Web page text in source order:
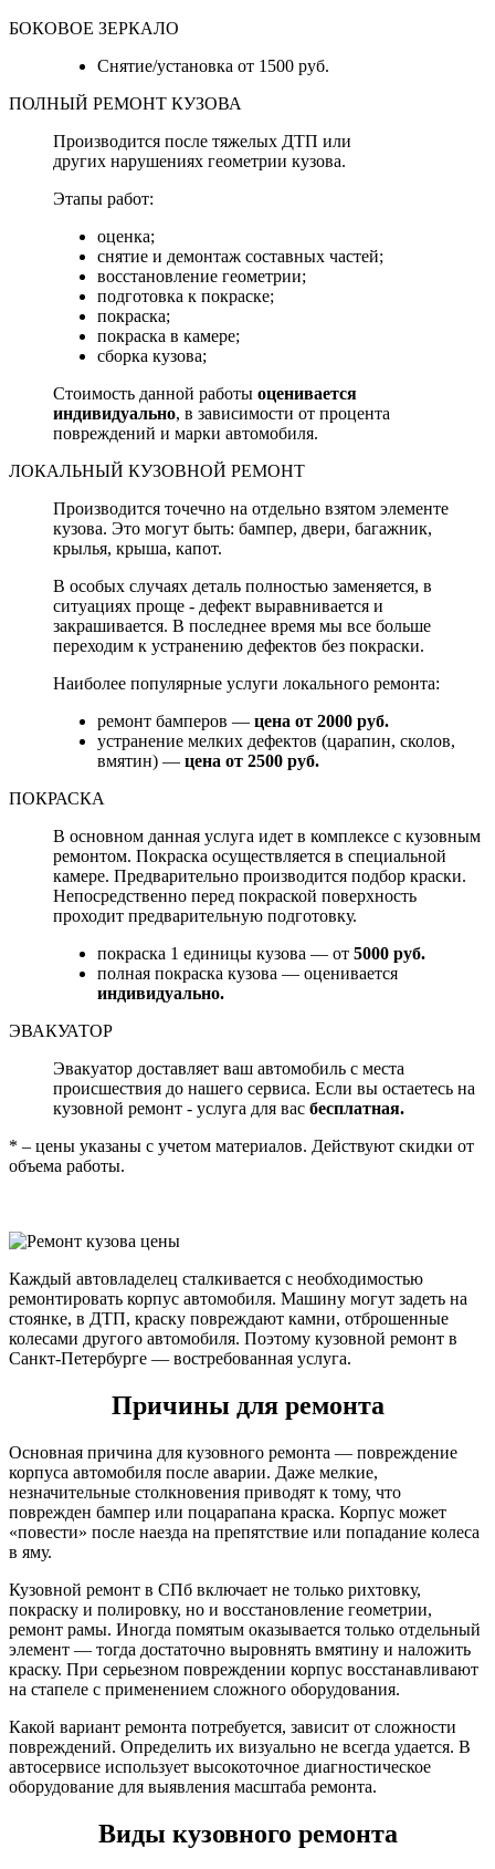
БОКОВОЕ ЗЕРКАЛО
Снятие/установка от 1500 руб.
ПОЛНЫЙ РЕМОНТ КУЗОВА
Производится после тяжелых ДТП или
других нарушениях геометрии кузова.
Этапы работ:
оценка;
снятие и демонтаж составных частей;
восстановление геометрии;
подготовка к покраске;
покраска;
покраска в камере;
сборка кузова;
Стоимость данной работы оценивается
индивидуально, в зависимости от процента
повреждений и марки автомобиля.
ЛОКАЛЬНЫЙ КУЗОВНОЙ РЕМОНТ
Производится точечно на отдельно взятом элементе
кузова. Это могут быть: бампер, двери, багажник,
крылья, крыша, капот.
В особых случаях деталь полностью заменяется, в
ситуациях проще - дефект выравнивается и
закрашивается. В последнее время мы все больше
переходим к устранению дефектов без покраски.
Наиболее популярные услуги локального ремонта:
ремонт бамперов — цена от 2000 руб.
устранение мелких дефектов (царапин, сколов,
вмятин) — цена от 2500 руб.
ПОКРАСКА
В основном данная услуга идет в комплексе с кузовным
ремонтом. Покраска осуществляется в специальной
камере. Предварительно производится подбор краски.
Непосредственно перед покраской поверхность
проходит предварительную подготовку.
покраска 1 единицы кузова — от 5000 руб.
полная покраска кузова — оценивается
индивидуально.
ЭВАКУАТОР
Эвакуатор доставляет ваш автомобиль с места
происшествия до нашего сервиса. Если вы остаетесь на
кузовной ремонт - услуга для вас бесплатная.
* – цены указаны с учетом материалов. Действуют скидки от
объема работы.
Каждый автовладелец сталкивается с необходимостью
ремонтировать корпус автомобиля. Машину могут задеть на
стоянке, в ДТП, краску повреждают камни, отброшенные
колесами другого автомобиля. Поэтому кузовной ремонт в
Санкт-Петербурге — востребованная услуга.
Причины для ремонта
Основная причина для кузовного ремонта — повреждение
корпуса автомобиля после аварии. Даже мелкие,
незначительные столкновения приводят к тому, что
поврежден бампер или поцарапана краска. Корпус может
«повести» после наезда на препятствие или попадание колеса
в яму.
Кузовной ремонт в СПб включает не только рихтовку,
покраску и полировку, но и восстановление геометрии,
ремонт рамы. Иногда помятым оказывается только отдельный
элемент — тогда достаточно выровнять вмятину и наложить
краску. При серьезном повреждении корпус восстанавливают
на стапеле с применением сложного оборудования.
Какой вариант ремонта потребуется, зависит от сложности
повреждений. Определить их визуально не всегда удается. В
автосервисе использует высокоточное диагностическое
оборудование для выявления масштаба ремонта.
Виды кузовного ремонта